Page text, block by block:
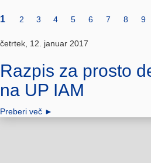
1 2 3 4 5 6 7 8 9
četrtek, 12. januar 2017
Razpis za prosto
na UP IAM
Preberi več ►